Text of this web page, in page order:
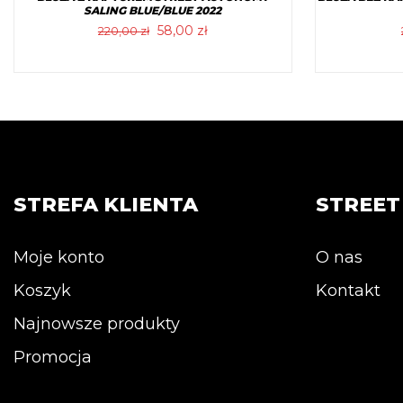
SALING BLUE/BLUE 2022
220,00zł
Pierwotna
58,00 złAktualna
ma
można
STREFA KLIENTA
Moje konto
Koszyk
Najnowsze produkty
Promocja
O nas
Kontakt